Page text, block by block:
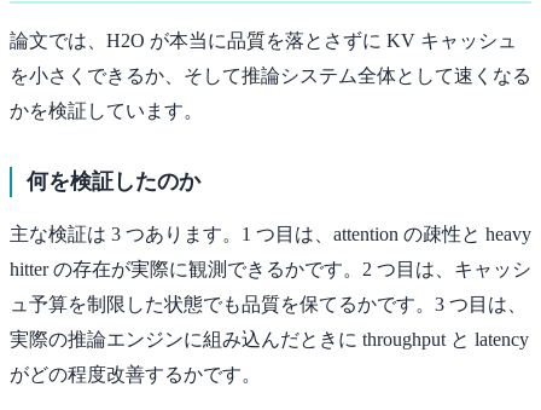
論文では、H2O が本当に品質を落とさずに KV キャッシュ
を小さくできるか、そして推論システム全体として速くなる
かを検証しています。
何を検証したのか
主な検証は 3 つあります。1 つ目は、attention の疎性と heavy
hitter の存在が実際に観測できるかです。2 つ目は、キャッシ
ュ予算を制限した状態でも品質を保てるかです。3 つ目は、
実際の推論エンジンに組み込んだときに throughput と latency
がどの程度改善するかです。